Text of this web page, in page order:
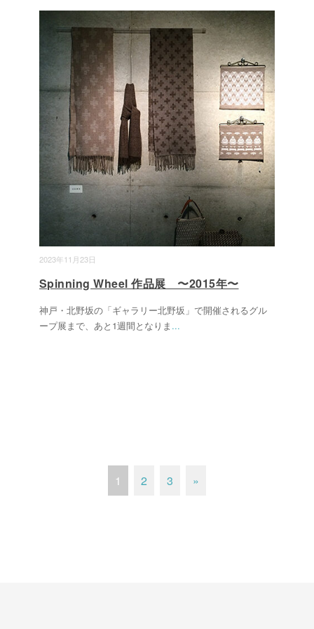
2023年11月23日
Spinning Wheel 作品展 〜2015年〜
神戸・北野坂の「ギャラリー北野坂」で開催されるグル
ープ展まで、あと1週間となりま ...
1 2 3 »